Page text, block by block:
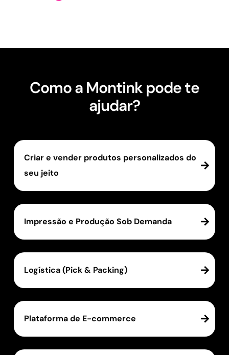
Como a Montink pode te
ajudar?
Criar e vender produtos personalizados do
seu jeito
Impressão e Produção Sob Demanda
Logística (Pick & Packing)
Plataforma de E-commerce